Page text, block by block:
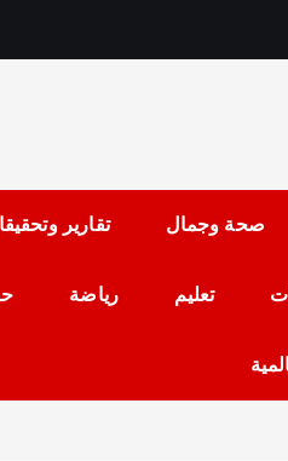
صحة وجمال تقارير
تعليم رياضة